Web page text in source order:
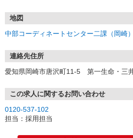
地図
中部コーディネートセンター二課（岡崎）
連絡先住所
愛知県岡崎市唐沢町11-5 第一生命・三
この求人に関するお問い合わせ
0120-537-102
担当：採用担当